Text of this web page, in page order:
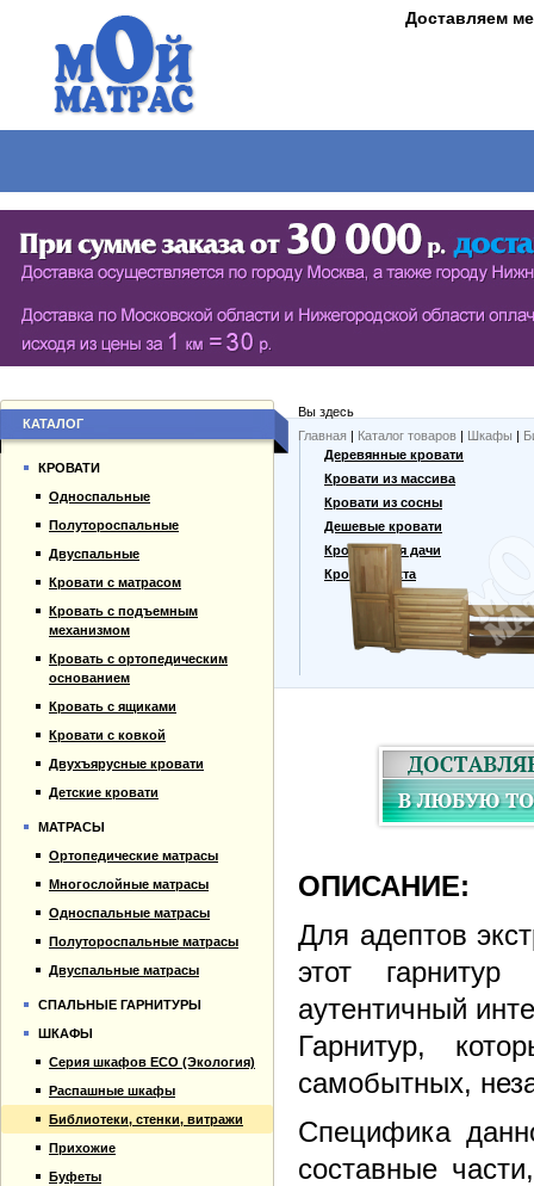
Доставляем
СЕРИЯ ШКАФОВ ECO (ЭКОЛОГИЯ)
РАСПАШНЫЕ ШКАФЫ
БИБЛИОТЕКИ, СТЕНКИ, ВИТРАЖИ
БУФЕТЫ
Вы здесь
Главная | Каталог товаров | Шкафы |
ОПИСАНИЕ:
Для адептов
этот
аутентичный
Гарнитур,
самобытных,
Специфика
составные
КАТАЛОГ
КРОВАТИ
Односпальные
Полутороспальные
Двуспальные
Кровати с матрасом
Кровать с подъемным
механизмом
Кровать с ортопедическим
основанием
Кровать с ящиками
Кровати с ковкой
Двухъярусные кровати
Детские кровати
МАТРАСЫ
Ортопедические матрасы
Многослойные матрасы
Односпальные матрасы
Полутороспальные матрасы
Двуспальные матрасы
СПАЛЬНЫЕ ГАРНИТУРЫ
ШКАФЫ
Серия шкафов ECO (Экология)
Распашные шкафы
Библиотеки, стенки, витражи
Прихожие
Буфеты
Гарантии
Оплата и доставка
Прайс-лист
Контакты
Деревянные кровати
Кровати из массива
Кровати из сосны
Дешевые кровати
Кровати для дачи
Кровать тахта